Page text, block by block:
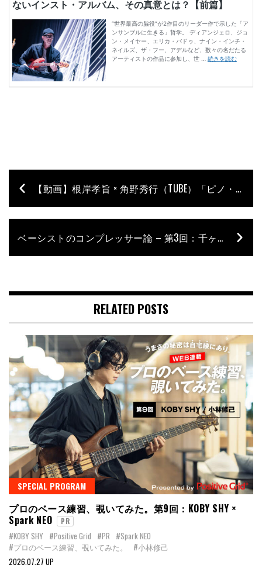
【動画】根岸孝旨 × 角野秀行（TUBE）「ピノ・パラディーノを聴く、語る」のアーカイブ全篇を公開！
ベーシストのコンプレッサー論 – 第3回：千ヶ崎学「ピッキングがしっかりしているからこそコンプが映える」
RELATED POSTS
SPECIAL PROGRAM
プロのベース練習、覗いてみた。第9回：KOBY SHY ×
Spark NEO
PR
#KOBY SHY #Positive Grid #PR #Spark NEO
#プロのベース練習、覗いてみた。
#小林修己
2026.07.27 UP